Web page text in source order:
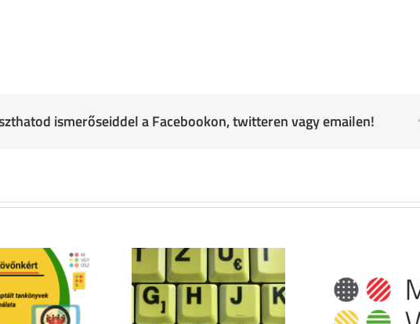
ismerőseiddel a Facebookon, twitteren vagy emailen!